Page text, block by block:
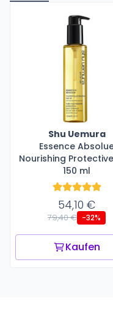
Shu Uemura
Essence
Nourishing
150 ml
54,10 €
79,40 € -32%
Kaufen